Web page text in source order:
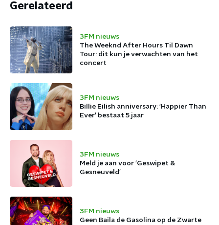
Gerelateerd
3FM nieuws
The Weeknd After Hours Til Dawn
Tour: dit kun je verwachten van het
concert
3FM nieuws
Billie Eilish anniversary: 'Happier Than
Ever' bestaat 5 jaar
3FM nieuws
Meld je aan voor 'Geswipet &
Gesneuveld'
3FM nieuws
Geen Baila de Gasolina op de Zwarte